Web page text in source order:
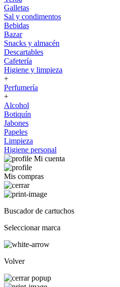
Galletas
Sal y condimentos
Bebidas
Bazar
Snacks y almacén
Descartables
Cafetería
Higiene y limpieza
+
Perfumería
+
Alcohol
Botiquín
Jabones
Papeles
Limpieza
Higiene personal
Mi cuenta
Mis compras
Buscador de cartuchos
Seleccionar marca
Volver